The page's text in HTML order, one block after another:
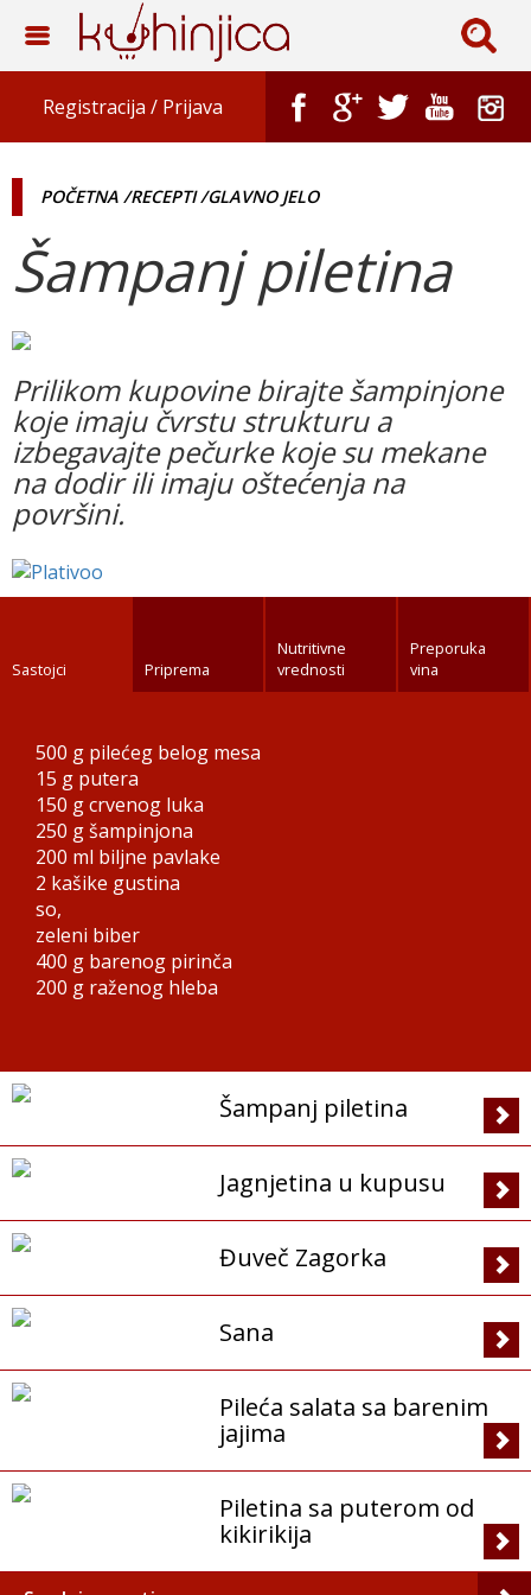
Registracija / Prijava
POČETNA /RECEPTI /GLAVNO JELO
Šampanj piletina
Prilikom kupovine birajte šampinjone
koje imaju čvrstu strukturu a
izbegavajte pečurke koje su mekane
na dodir ili imaju oštećenja na
površini.
Sastojci Priprema
Nutritivne
vrednosti
Preporuka
vina
500 g pilećeg belog mesa
15 g putera
150 gcrvenog luka
250 gšampinjona
200 ml biljne pavlake
2 kašike gustina
so,
zeleni biber
400 g barenog pirinča
200 g raženog hleba
Šampanj piletina
Jagnjetina u kupusu
Đuveč Zagorka
Sana
Pileća salata sa barenim
jajima
Piletina sa puterom od
kikirikija